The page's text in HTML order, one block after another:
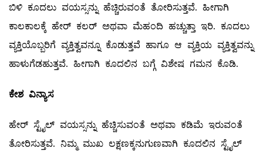
ಬಿಳಿ ಕೂದಲು ವಯಸ್ಸನ್ನು ಹೆಚ್ಚಿರುವಂತೆ ತೋರಿಸುತ್ತವೆ. ಹೀಗಾಗಿ
ಕಾಲಕಾಲಕ್ಕೆ ಹೇರ್‌ ಕಲರ್‌ ಅಥವಾ ಮೆಹಂದಿ ಹಚ್ಚುತ್ತಾ ಇರಿ. ಕೂದಲು
ವ್ಯಕ್ತಿಯೊಬ್ಬರಿಗೆ ವ್ಯಕ್ತಿತ್ವವನ್ನೂ ಕೊಡುತ್ತವೆ ಹಾಗೂ ಆ ವ್ಯಕ್ತಿಯ ವ್ಯಕ್ತಿತ್ವವನ್ನು
ಹಾಳುಗೆಡಹುತ್ತವೆ. ಹೀಗಾಗಿ ಕೂದಲಿನ ಬಗ್ಗೆ ವಿಶೇಷ ಗಮನ ಕೊಡಿ.
ಕೇಶ ವಿನ್ಯಾಸ
ಹೇರ್‌ ಸ್ಟೈಲ್ ವಯಸ್ಸನ್ನು ಹೆಚ್ಚಿಸುವಂತೆ ಅಥವಾ ಕಡಿಮೆ ಇರುವಂತೆ
ತೋರಿಸುತ್ತವೆ. ನಿಮ್ಮ ಮುಖ ಲಕ್ಷಣಕ್ಕನುಗುಣವಾಗಿ ಕೂದಲಿನ ಸ್ಟೈಲ್